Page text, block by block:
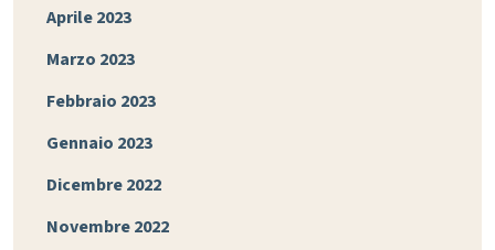
Aprile 2023
Marzo 2023
Febbraio 2023
Gennaio 2023
Dicembre 2022
Novembre 2022